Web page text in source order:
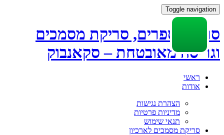
Toggle navigation
סריקת ספרים, סריקת מסמכים
וגריסה מאובטחת – סקאנבוק
Skip
ראשי
אודות
הצהרת נגישות
מדיניות פרטיות
תנאי שימוש
סריקת מסמכים לארכיון